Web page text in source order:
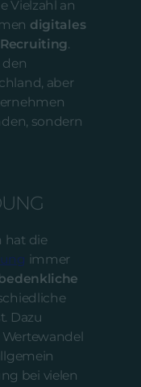
Vielzahl an
digitales
.
aber
sondern
hat die
immer
Dazu
bei vielen